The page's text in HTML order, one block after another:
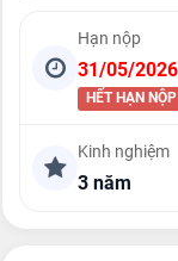
Hạn nộp
31/05/2026
HẾT HẠN NỘP
Kinh nghiệm
3 năm